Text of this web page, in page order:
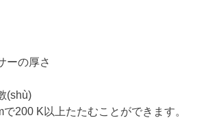
ーの厚さ
(shù)
200 K以上たたむことができます。